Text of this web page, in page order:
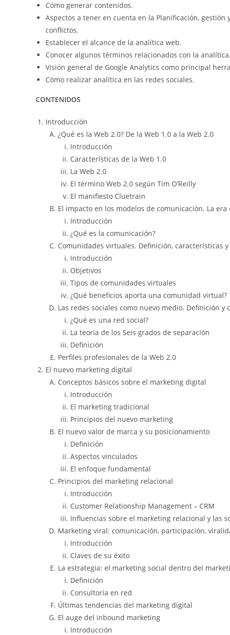
Cómo generar contenidos.
Aspectos a tener en cuenta en la Planificación,
conflictos.
Establecer el alcance de la analítica web.
Conocer algunos términos relacionados con la analítica.
Visión general de Google Analytics como principal
Cómo realizar analítica en las redes sociales.
CONTENIDOS
Introducción
¿Qué es la Web 2.0? De la Web 1.0 a la Web 2.0
Introducción
Características de la Web 1.0
La Web 2.0
El término Web 2.0 según Tim O’Reilly
El manifiesto Cluetrain
El impacto en los modelos de comunicación. La
Introducción
¿Qué es la comunicación?
Comunidades virtuales. Definición, características
Introducción
Objetivos
Tipos de comunidades virtuales
¿Qué beneficios aporta una comunidad virtual?
Las redes sociales como nuevo medio. Definición
¿Qué es una red social?
La teoría de los Seis grados de separación
Definición
Perfiles profesionales de la Web 2.0
El nuevo marketing digital
Conceptos básicos sobre el marketing digital
Introducción
El marketing tradicional
Principios del nuevo marketing
El nuevo valor de marca y su posicionamiento
Definición
Aspectos vinculados
El enfoque fundamental
Principios del marketing relacional
Introducción
Customer Relationship Management – CRM
Influencias sobre el marketing relacional y las
Marketing viral: comunicación, participación,
Introducción
Claves de su éxito
La estrategia: el marketing social dentro del
Definición
Consultoría en red
Últimas tendencias del marketing digital
El auge del inbound marketing
Introducción